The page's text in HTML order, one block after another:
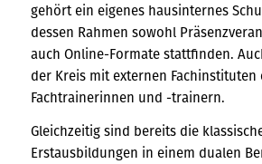
gehört ein eigenes hausinternes
dessen Rahmen sowohl
auch Online-Formate stattfinden.
der Kreis mit externen Fachinstituten
Fachtrainerinnen und -trainern.
Gleichzeitig sind bereits die
Erstausbildungen in einem dualen